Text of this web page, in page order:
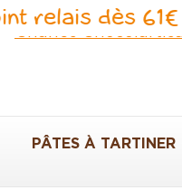
dès 61€
PÂTES À TARTINER
Panneau de gestion